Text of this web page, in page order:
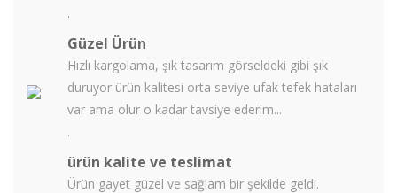
.
Güzel Ürün
Hızlı kargolama, şık tasarım görseldeki gibi şık
duruyor ürün kalitesi orta seviye ufak tefek hataları
var ama olur o kadar tavsiye ederim...
.
ürün kalite ve teslimat
Ürün gayet güzel ve sağlam bir şekilde geldi.